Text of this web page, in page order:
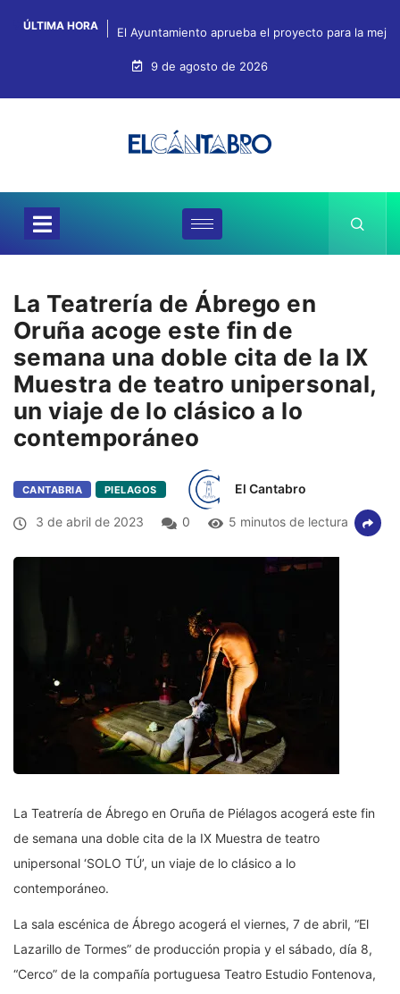
ÚLTIMA HORA El Ayuntamiento aprueba el proyecto para la
9 de agosto de 2026
La Teatrería de Ábrego en
Oruña acoge este fin de
semana una doble cita de la IX
Muestra de teatro unipersonal,
un viaje de lo clásico a lo
contemporáneo
CANTABRIA PIELAGOS El Cantabro
3 de abril de 2023 0 5 minutos de lectura
La Teatrería de Ábrego en Oruña de Piélagos acogerá este fin
de semana una doble cita de la IX Muestra de teatro
unipersonal ‘SOLO TÚ’, un viaje de lo clásico a lo
contemporáneo.
La sala escénica de Ábrego acogerá el viernes, 7 de abril, “El
Lazarillo de Tormes” de producción propia y el sábado, día 8,
“Cerco” de la compañía portuguesa Teatro Estudio Fontenova,